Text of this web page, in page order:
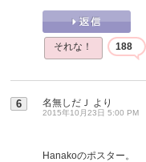
それな！ 188
6 名無しだＪ より
2015年10月23日 5:00 PM
Hanakoのポスター。